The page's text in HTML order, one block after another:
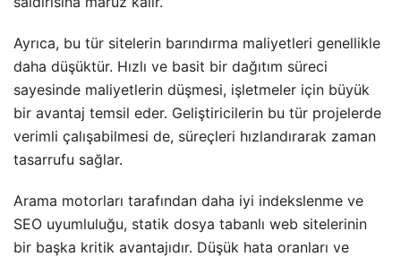
Ayrıca, bu tür sitelerin barındırma maliyetleri genellikle
daha düşüktür. Hızlı ve basit bir dağıtım süreci
sayesinde maliyetlerin düşmesi, işletmeler için büyük
bir avantaj temsil eder. Geliştiricilerin bu tür projelerde
verimli çalışabilmesi de, süreçleri hızlandırarak zaman
tasarrufu sağlar.
Arama motorları tarafından daha iyi indekslenme ve
SEO uyumluluğu, statik dosya tabanlı web sitelerinin
bir başka kritik avantajıdır. Düşük hata oranları ve